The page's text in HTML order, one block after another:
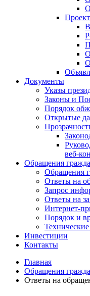
Документы
Указы
Законы и
Порядок
Открытые
веб-
Обращения
Обращения
Ответы на
Запрос
Ответы на
Интернет-
Порядок и
Инвестиции
Контакты
Главная
Обращения
Ответы на